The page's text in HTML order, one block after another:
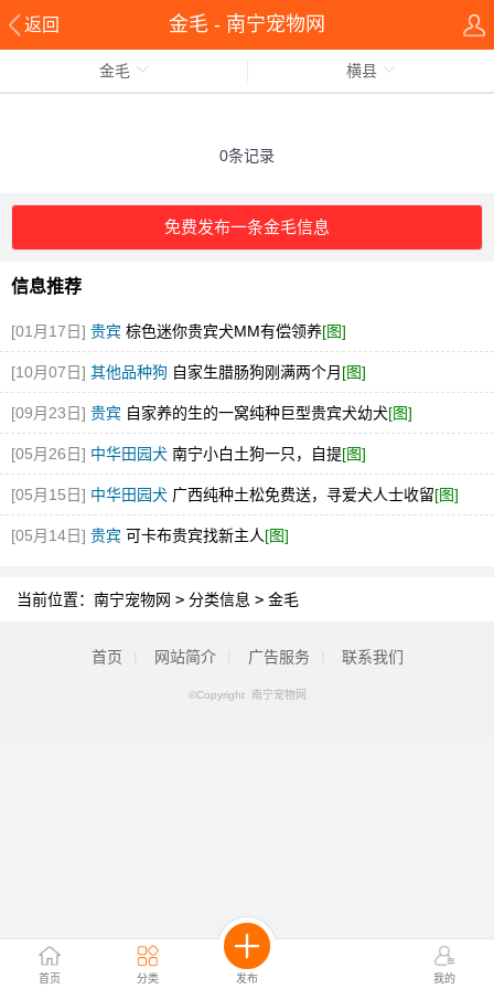
返回 金毛 - 南宁宠物网
首页 分类 发布 我的
金毛 横县
0条记录
免费发布一条金毛信息
信息推荐
[01月17日] 贵宾 棕色迷你贵宾犬MM有偿领养[图]
[10月07日] 其他品种狗 自家生腊肠狗刚满两个月 [图]
[09月23日] 贵宾 自家养的生的一窝纯种巨型贵宾犬幼犬[图]
[05月26日] 中华田园犬 南宁小白土狗一只，自提[图]
[05月15日] 中华田园犬 广西纯种土松免费送，寻爱犬人士收留[图]
[05月14日] 贵宾 可卡布贵宾找新主人[图]
当前位置： 南宁宠物网 > 分类信息 > 金毛
首页 网站简介 广告服务 联系我们
©Copyright 南宁宠物网